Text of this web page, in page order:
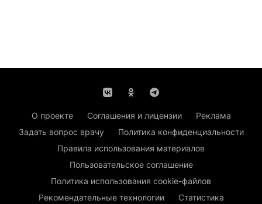
О проекте Соглашения и лицензии
Реклама
Задать вопрос врачу
Политика конфиденциальности
Правила использования материалов
Пользовательское соглашение
Политика использования cookie-файлов
Рекомендательные технологии
Статистика